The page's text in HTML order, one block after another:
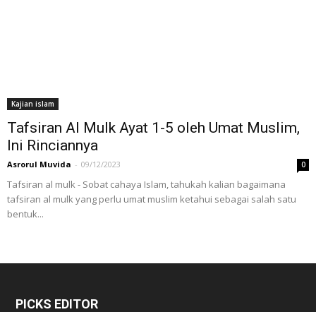
Kajian islam
Tafsiran Al Mulk Ayat 1-5 oleh Umat Muslim,
Ini Rinciannya
Asrorul Muvida - 09/12/2023 0
Tafsiran al mulk - Sobat cahaya Islam, tahukah kalian bagaimana
tafsiran al mulk yang perlu umat muslim ketahui sebagai salah satu
bentuk...
PICKS EDITOR